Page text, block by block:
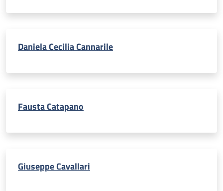
Daniela Cecilia Cannarile
Fausta Catapano
Giuseppe Cavallari